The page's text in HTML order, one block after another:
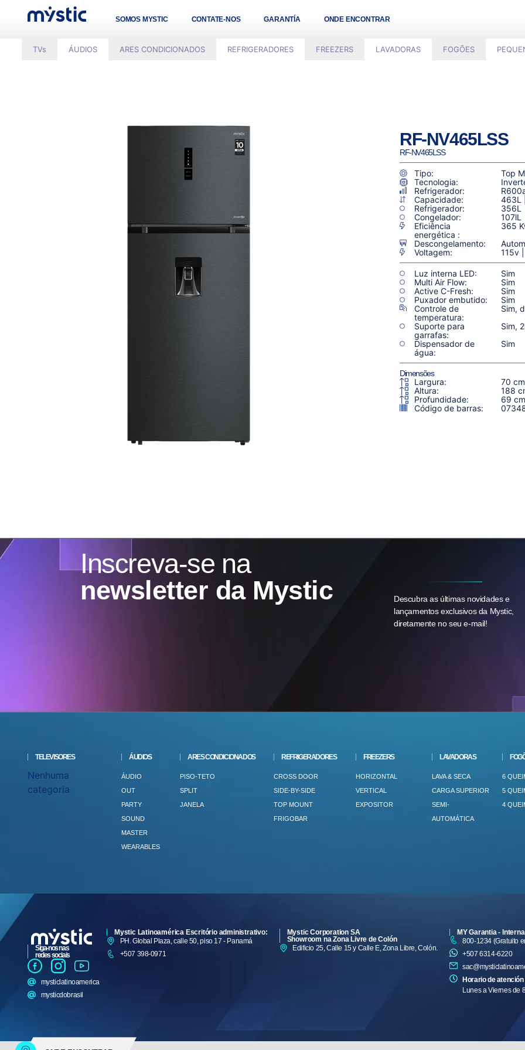
SOMOS MYSTIC CONTATE-NOS GARANTÍA ONDE ENCONTRAR
TVs ÁUDIOS ARES CONDICIONADOS REFRIGERADORES FREEZERS LAVADORAS FOGÕES
RF-NV465LSS
RF-NV465LSS
Tipo:
Top
Tecnologia:
Refrigerador:
Capacidade:
463L
Refrigerador:
356L
Congelador:
107lL
Eficiência
energética :
365
Descongelamento:
Voltagem:
115v
Luz interna LED:
Sim
Multi Air Flow:
Sim
Active C-Fresh:
Sim
Puxador embutido:
Sim
Controle de
temperatura:
Sim,
Suporte para
garrafas:
Sim,
Dispensador de
água:
Sim
Dimensões
Largura:
70 cm
Altura:
188
Profundidade:
69 cm
Código de barras:
Inscreva-se na
newsletter da Mystic
Descubra as últimas novidades e
lançamentos exclusivos da Mystic,
diretamente no seu e-mail!
TELEVISORES
Nenhuma
categoria
ÁUDIOS
ÁUDIO
OUT
PARTY
SOUND
MASTER
WEARABLES
ARES CONDICIONADOS
PISO-TETO
SPLIT
JANELA
REFRIGERADORES
CROSS DOOR
SIDE-BY-SIDE
TOP MOUNT
FRIGOBAR
FREEZERS
HORIZONTAL
VERTICAL
EXPOSITOR
LAVADORAS
LAVA & SECA
CARGA SUPERIOR
SEMI-
AUTOMÁTICA
6
5
4
Siga-nos nas
redes sociais
mysticlatinoamerica
mysticdobrasil
Mystic Latinoamérica Escritório administrativo:
PH. Global Plaza, calle 50, piso 17 - Panamá
+507 398-0971
Mystic Corporation SA
Showroom na Zona Livre de Colón
Edificio 25, Calle 15 y Calle E, Zona Libre, Colón.
MY Garantia -
800-1234 (Gratuito
+507 6314-6220
Horario de atención
Lunes a Viernes de